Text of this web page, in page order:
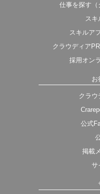
仕事を探す（
スキ
スキルア
クラウディア
採用オン
お
クラウ
公式
掲載
サ